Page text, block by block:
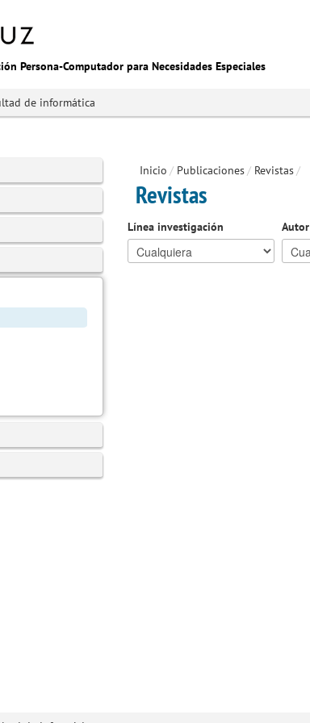
Persona-Computador para Necesidades Especiales
de informática
Inicio / Publicaciones/ Revistas/
Revistas
Línea investigación Autor